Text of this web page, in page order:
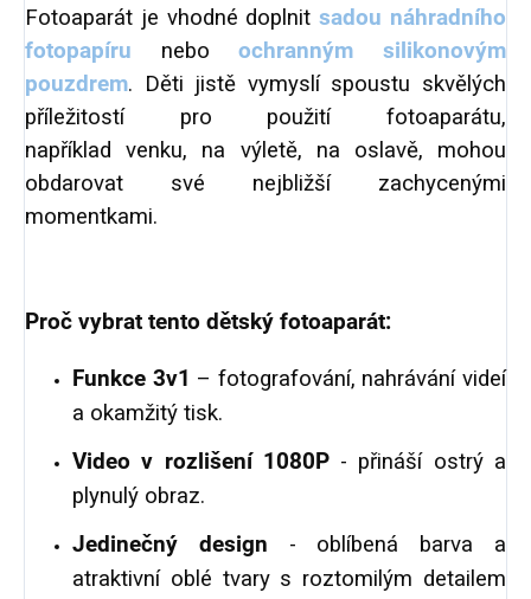
Fotoaparát je vhodné doplnitsadou náhradního
fotopapíru neboochranným silikonovým
pouzdrem. Děti jistě vymyslí spoustu skvělých
příležitostí pro použití fotoaparátu,
například venku, na výletě, na oslavě, mohou
obdarovat své nejbližší zachycenými
momentkami.
Proč vybrat tento dětský fotoaparát:
Funkce 3v1 – fotografování, nahrávání videí
a okamžitý tisk.
Video v rozlišení 1080P- přináší ostrý a
plynulý obraz.
Jedinečný design - oblíbená barva a
atraktivní oblé tvary s roztomilým detailem